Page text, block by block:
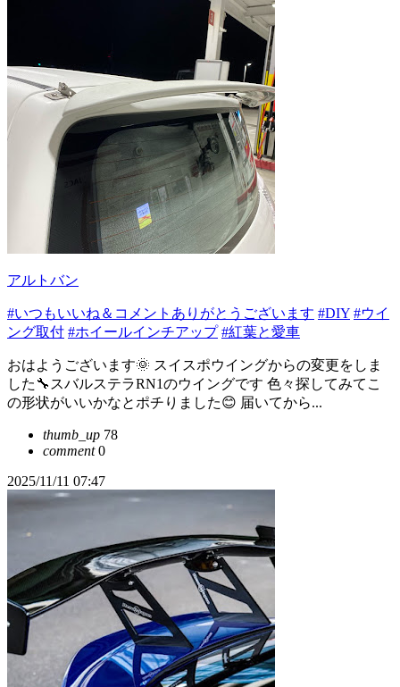
アルトバン
#いつもいいね＆コメントありがとうございます #DIY #ウイ
ング取付 #ホイールインチアップ #紅葉と愛車
おはようございます🌞 スイスポウイングからの変更をしま
した🔧スバルステラRN1のウイングです 色々探してみてこ
の形状がいいかなとポチりました😊 届いてから...
thumb_up 78
comment0
2025/11/11 07:47